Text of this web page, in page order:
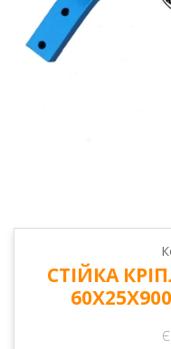
СТІЙКА